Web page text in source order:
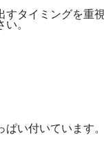
タイミングを重
。
い付いています。